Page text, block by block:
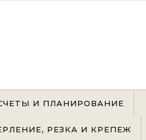
И ПЛАНИРОВАНИЕ
РЕЗКА И КРЕПЕЖ